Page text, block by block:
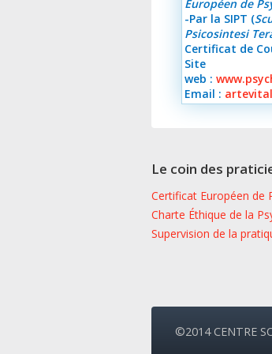
Européen de
-Par la SIPT (
Psicosintesi
Certificat de
Site
web :
Email :
Le coin des
Certificat Européen de
Charte Éthique de la
Supervision de la
©2014 CENTRE